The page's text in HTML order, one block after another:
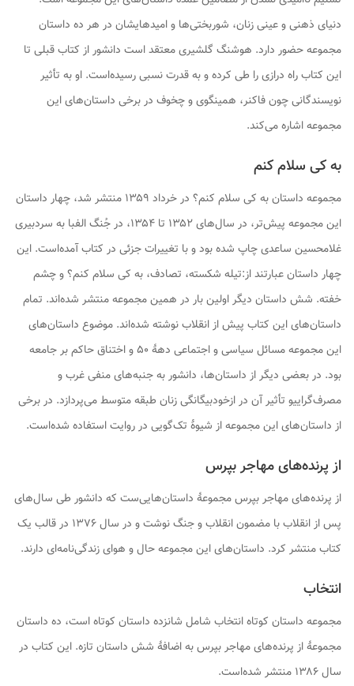
دنیای ذهنی و عینی زنان، شوربختی‌ها و امیدهایشان در هر ده داستان
مجموعه حضور دارد. هوشنگ گلشیری معتقد است دانشور از کتاب قبلی تا
این کتاب راه درازی را طی کرده و به قدرت نسبی رسیده‌است. او به تأثیر
نویسندگانی چون فاکنر، همینگوی و چخوف در برخی داستان‌های این
مجموعه اشاره می‌کند.
به کی سلام کنم
مجموعه داستانبه کی سلام کنم؟
در خرداد ۱۳۵۹ منتشر شد، چهار داستان
این مجموعه پیش‌تر، در سال‌های ۱۳۵۲ تا ۱۳۵۴، در جُنگ الفبا به سردبیری
غلامحسین ساعدی چاپ شده بود و با تغییرات جزئی در کتاب آمده‌است. این
چهار داستان عبارتند از:تیله شکسته، تصادف، به کی سلام کنم؟وچشم
خفته. شش داستان دیگر اولین بار در همین مجموعه منتشر شده‌اند. تمام
داستان‌های این کتاب پیش از انقلاب نوشته شده‌اند. موضوع داستان‌های
این مجموعه مسائل سیاسی و اجتماعی دههٔ ۵۰ و اختناق حاکم بر جامعه
بود. در بعضی دیگر از داستان‌ها، دانشور به جنبه‌های منفی غرب و
مصرف‌گراییو تأثیر آن در ازخودبیگانگی زنان طبقه متوسط می‌پردازد. در برخی
از داستان‌های این مجموعه از شیوهٔ تک‌گویی در روایت استفاده شده‌است.
از پرنده‌های مهاجر بپرس
از پرنده‌های مهاجر بپرسمجموعهٔ داستان‌هایی‌ست که دانشور طی سال‌های
پس از انقلاب با مضمون انقلاب و جنگ نوشت و در سال ۱۳۷۶ در قالب یک
کتاب منتشر کرد. داستان‌های این مجموعه حال و هوای زندگی‌نامه‌ای دارند.
انتخاب
مجموعه داستان کوتاهانتخاب شامل شانزده داستان کوتاه است، ده داستان
مجموعهٔاز پرنده‌های مهاجر بپرسبه اضافهٔ شش داستان تازه. این کتاب در
سال ۱۳۸۶ منتشر شده‌است.